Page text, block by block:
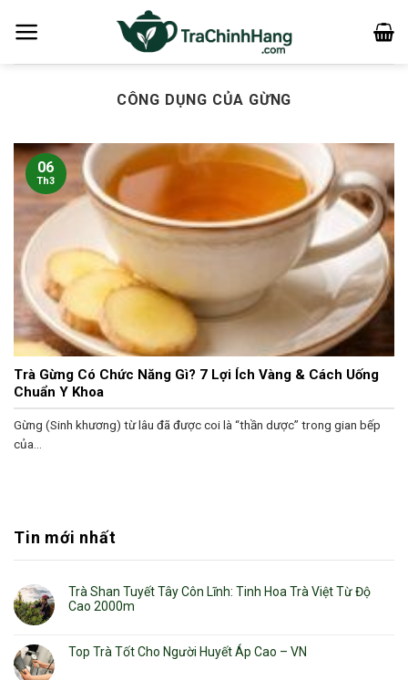
qua
CÔNG DỤNG CỦA GỪNG
Trà Gừng Có Chức Năng Gì? 7 Lợi Ích Vàng & Cách Uống
Chuẩn Y Khoa
Gừng (Sinh khương) từ lâu đã được coi là “thần dược” trong gian bếp
của...
06
Th3
Tin mới nhất
Trà Shan Tuyết Tây Côn Lĩnh: Tinh Hoa Trà Việt Từ Độ
Cao 2000m
Top Trà Tốt Cho Người Huyết Áp Cao – VN